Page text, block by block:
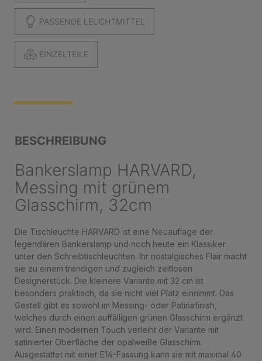
PASSENDE LEUCHTMITTEL
EINZELTEILE
BESCHREIBUNG
Bankerslamp HARVARD,
Messing mit grünem
Glasschirm, 32cm
Die Tischleuchte HARVARD ist eine Neuauflage der
legendären Bankerslamp und noch heute ein Klassiker
unter den Schreibtischleuchten. Ihr nostalgisches Flair macht
sie zu einem trendigen und zugleich zeitlosen
Designerstück. Die kleinere Variante mit 32 cm ist
besonders praktisch, da sie nicht viel Platz einnimmt. Das
Gestell gibt es sowohl im Messing- oder Patinafinish,
welches durch einen auffälligen grünen Glasschirm ergänzt
wird. Einen modernen Touch verleiht der Variante mit
satinierter Oberfläche der opalweiße Glasschirm.
Ausgestattet mit einer E14-Fassung kann sie mit maximal 40